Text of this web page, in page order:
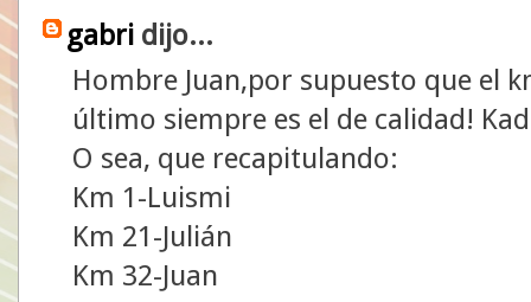
gabri dijo...
Hombre Juan,por supuesto que el
último siempre es el de calidad!
O sea, que recapitulando:
Km 1-Luismi
Km 21-Julián
Km 32-Juan